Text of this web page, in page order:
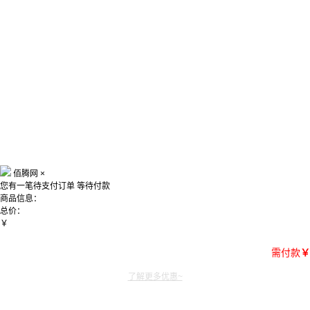
佰腾网 ×
您有一笔待支付订单 等待付款
商品信息：
总价：
￥
需付款￥
了解更多优惠~